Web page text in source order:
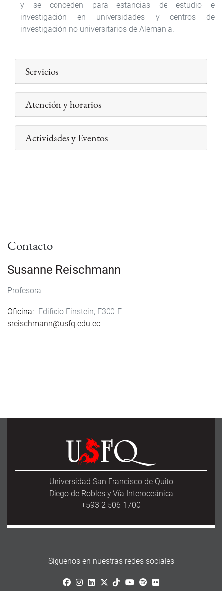
y se conceden para estancias de estudio e
investigación en universidades y centros de
investigación no universitarios de Alemania.
Servicios
Atención y horarios
Actividades y Eventos
Contacto
Susanne Reischmann
Profesora
Oficina
Edificio Einstein, E300-E
sreischmann@usfq.edu.ec
Universidad San Francisco de Quito
Diego de Robles y Vía Interoceánica
+593 2 506 1700
Síguenos en nuestras redes sociales